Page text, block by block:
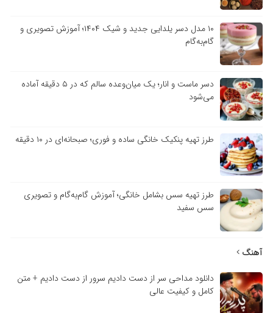
۱۰ مدل دسر یلدایی جدید و شیک ۱۴۰۴؛ آموزش تصویری و
گام‌به‌گام
دسر ماست و انار؛ یک میان‌وعده سالم که در ۵ دقیقه آماده
می‌شود
طرز تهیه پنکیک خانگی ساده و فوری؛ صبحانه‌ای در ۱۰ دقیقه
طرز تهیه سس بشامل خانگی؛ آموزش گام‌به‌گام و تصویری
سس سفید
آهنگ
دانلود مداحی سر از دست دادیم سرور از دست دادیم + متن
کامل و کیفیت عالی